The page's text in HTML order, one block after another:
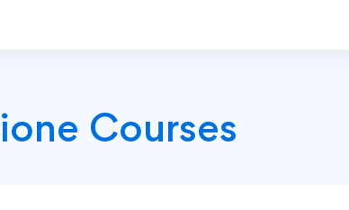
Courses